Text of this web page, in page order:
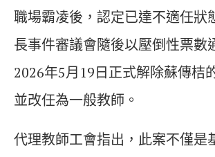
職場霸凌後，認定已達不適任狀
長事件審議會隨後以壓倒性票數
2026年5月19日正式解除蘇傳桔
並改任為一般教師。
代理教師工會指出，此案不僅是